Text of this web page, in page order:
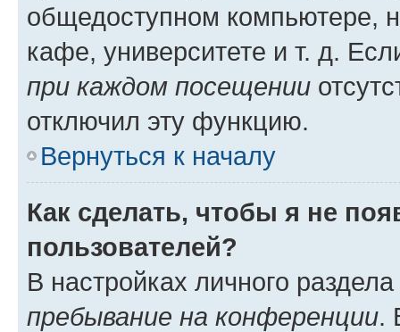
общедоступном компьютере,
кафе, университете и т. д.
при каждом посещении
отключил эту функцию.
Вернуться к началу
Как сделать, чтобы я не
пользователей?
В настройках личного
пребывание на конференции.